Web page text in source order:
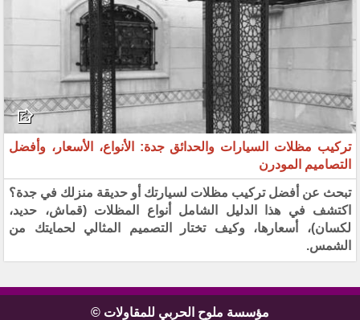
تركيب مظلات السيارات والحدائق جدة: الأنواع، الأسعار، وأفضل
التصاميم المودرن
تبحث عن أفضل تركيب مظلات لسيارتك أو حديقة منزلك في جدة؟
اكتشف في هذا الدليل الشامل أنواع المظلات (قماش، حديد،
لكسان)، أسعارها، وكيف تختار التصميم المثالي لحمايتك من
الشمس.
مؤسسة ملوح الحربي للمقاولات ©